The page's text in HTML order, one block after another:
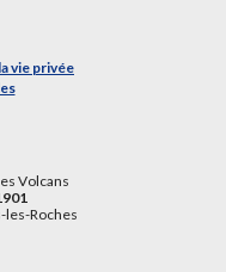
vie privée
Volcans
les-Roches